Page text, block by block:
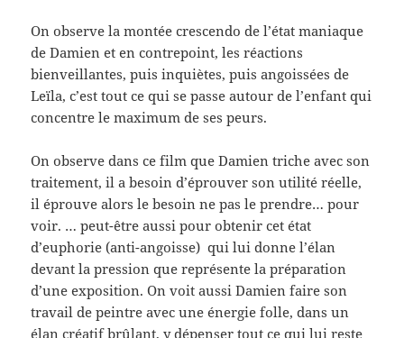
On observe la montée crescendo de l’état maniaque
de Damien et en contrepoint, les réactions
bienveillantes, puis inquiètes, puis angoissées de
Leïla, c’est tout ce qui se passe autour de l’enfant qui
concentre le maximum de ses peurs.
On observe dans ce film que Damien triche avec son
traitement, il a besoin d’éprouver son utilité réelle,
il éprouve alors le besoin ne pas le prendre… pour
voir. … peut-être aussi pour obtenir cet état
d’euphorie (anti-angoisse) qui lui donne l’élan
devant la pression que représente la préparation
d’une exposition. On voit aussi Damien faire son
travail de peintre avec une énergie folle, dans un
élan créatif brûlant, y dépenser tout ce qui lui reste